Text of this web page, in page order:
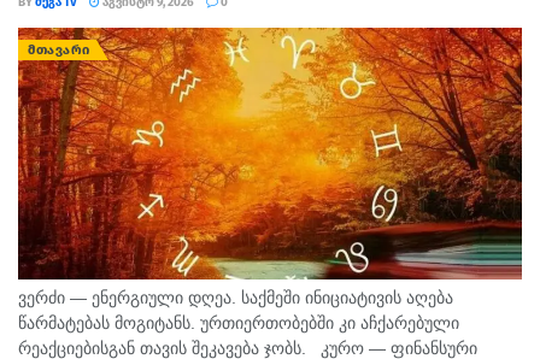
ᲛᲗᲐᲕᲐᲠᲘ
ვერძი — ენერგიული დღეა. საქმეში ინიციატივის აღება
წარმატებას მოგიტანს. ურთიერთობებში კი აჩქარებული
რეაქციებისგან თავის შეკავება ჯობს. კურო — ფინანსური